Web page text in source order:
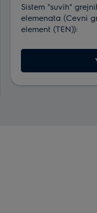
Sistem "suvih"
elemenata (Cevni
element (TEN)):